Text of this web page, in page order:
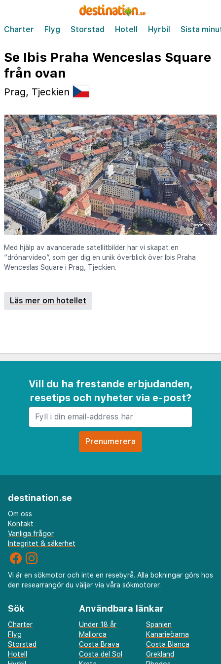
Charter Flyg Storstad Hotell Hyrbil Sista
Se Ibis Praha Wenceslas Square
från ovan
Prag, Tjeckien
Med hjälp av avancerade satellitbilder har vi skapat en
“drönarvideo”, som ger dig en unik överblick över Ibis Praha
Wenceslas Square i Prag, Tjeckien.
Läs mer om hotellet
Vill du ha frestande erbjudanden,
resetips och nyheter via e-post?
destination.se
Om oss
Kontakt
Vanliga frågor
Integritet & säkerhet
Vi är en sökmotor och inte en resebyrå. Alla bokningar görs hos
den researrangör du väljer via våra sökmotorer.
Sök
Charter
Flyg
Storstad
Hotell
Användbara länkar
Under 18 år
Spanien
Mallorca
Kanarieöarna
Costa Brava
Costa Blanca
Costa del Sol
Grekland